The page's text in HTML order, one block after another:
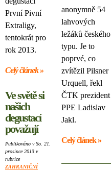
První Pivní
Extraligy,
tentokrát pro
rok 2013.
Celý článek »
Ve světě si
našich
degustací
považují
Publikováno v So. 21.
prosince 2013 v
rubrice
ZAHRANIČNÍ
anonymně 54
lahvových
ležáků českého
typu. Je to
poprvé, co
zvítězil Pilsner
Urquell, řekl
ČTK prezident
PPE Ladislav
Jakl.
Celý článek »